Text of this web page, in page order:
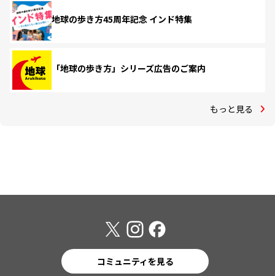
地球の歩き方45周年記念 インド特集
「地球の歩き方」シリーズ広告のご案内
もっと見る
コミュニティを見る